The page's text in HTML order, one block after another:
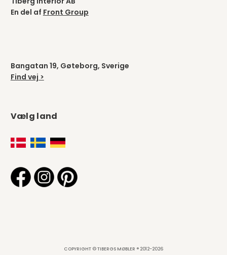
En del af Front Group
Bangatan 19, Gøteborg, Sverige
Find vej >
Vælg land
COPYRIGHT © TIBERGS MØBLER ® 2012-2026